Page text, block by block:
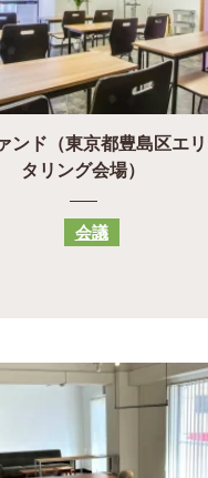
ンド（東京都豊島区エ
タリング会場）
会議